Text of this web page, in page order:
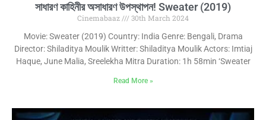
সাধারণ কাহিনীর অসাধারণ উপস্থাপন! Sweater (2019)
Cinemabaaz
30th March 2024
Movie: Sweater (2019) Country: India Genre: Bengali, Drama
Director: Shiladitya Moulik Writter: Shiladitya Moulik Actors: Imtiaj
Haque, June Malia, Sreelekha Mitra Duration: 1h 58min ‘Sweater
Read More »